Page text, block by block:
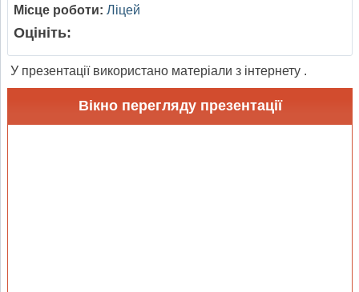
Місце роботи: Ліцей
Оцініть:
У презентації використано матеріали з інтернету .
Вікно перегляду презентації